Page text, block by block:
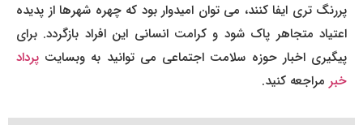
پررنگ تری ایفا کنند، می توان امیدوار بود که چهره شهرها از پدیده
اعتیاد متجاهر پاک شود و کرامت انسانی این افراد بازگردد. برای
پیگیری اخبار حوزه سلامت اجتماعی می توانید به وبسایتپرداد
خبرمراجعه کنید.